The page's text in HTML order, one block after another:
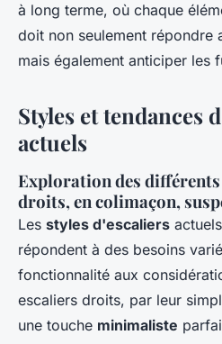
à long terme, où chaque
doit non seulement répondre
mais également anticiper les
Styles et tendances
actuels
Exploration des
droits, en colimaçon,
Les styles d'escaliers
répondent à des besoins
fonctionnalité aux
escaliers droits, par leur
une touche minimaliste